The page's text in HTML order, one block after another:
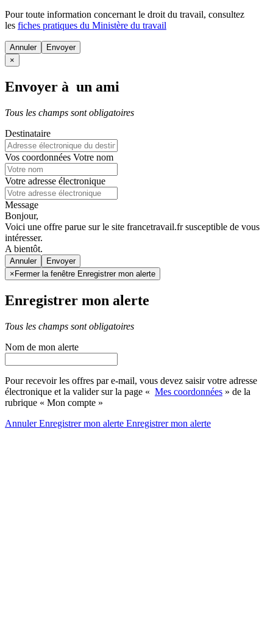
Pour toute information concernant le droit du travail, consultez
les fiches pratiques du Ministère du travail
Annuler
×
Envoyer à un ami
Tous les champs sont obligatoires
Destinataire
Vos coordonnées Votre nom
Votre adresse électronique
Message
Bonjour,
Voici une offre parue sur le site francetravail.fr susceptible de vous
intéresser.
A bientôt.
Annuler
× Fermer la fenêtre Enregistrer mon alerte
Enregistrer mon alerte
Tous les champs sont obligatoires
Nom de mon alerte
Pour recevoir les offres par e-mail, vous devez saisir votre adresse
électronique et la valider sur la page « Mes coordonnées » de la
rubrique « Mon compte »
AnnulerEnregistrer mon alerte Enregistrermon alerte